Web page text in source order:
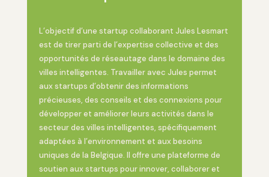
L’objectif d’une startup collaborant Jules Lesmart
est de tirer parti de l’expertise collective et des
opportunités de réseautage dans le domaine des
villes intelligentes. Travailler avec Jules permet
aux startups d’obtenir des informations
précieuses, des conseils et des connexions pour
développer et améliorer leurs activités dans le
secteur des villes intelligentes, spécifiquement
adaptées à l’environnement et aux besoins
uniques de la Belgique. Il offre une plateforme de
soutien aux startups pour innover, collaborer et